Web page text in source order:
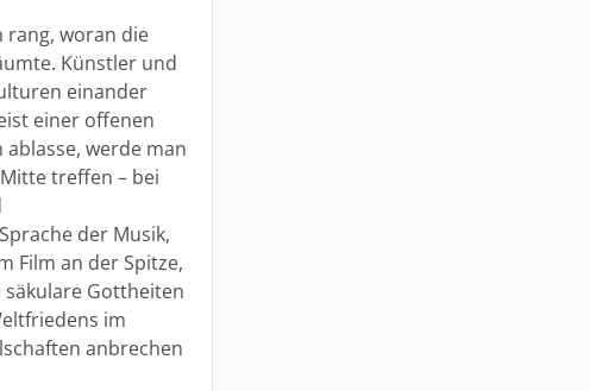
rang, woran die
Künstler und
einander
einer offenen
werde man
treffen – bei
der Musik,
Film an der Spitze,
säkulare Gottheiten
im
anbrechen